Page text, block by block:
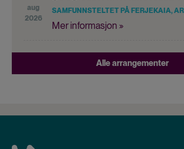
aug
2026
SAMFUNNSTELTET PÅ FERJEKAIA,
Mer informasjon »
Alle arrangementer